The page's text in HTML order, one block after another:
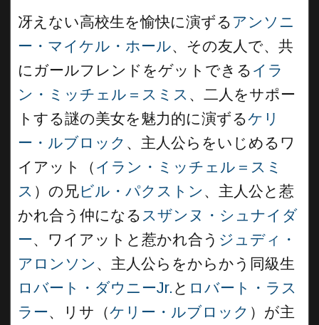
冴えない高校生を愉快に演ずる アンソニ
ー・マイケル・ホール、その友人で、共
にガールフレンドをゲットできる イラ
ン・ミッチェル＝スミス 、二人をサポー
トする謎の美女を魅力的に演ずるケリ
ー・ルブロック 、主人公らをいじめるワ
イアット（ イラン・ミッチェル＝スミ
ス ）の兄ビル・パクストン 、主人公と惹
かれ合う仲になるスザンヌ・シュナイダ
ー、ワイアットと惹かれ合う ジュディ・
アロンソン 、主人公らをからかう同級生
ロバート・ダウニーJr. と ロバート・ラス
ラー、リサ（ケリー・ルブロック ）が主